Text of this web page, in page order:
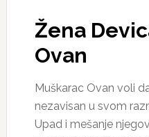
Žena
Ovan
Muškarac Ovan voli
nezavisan u svom
Upad i mešanje